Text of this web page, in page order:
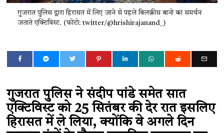
गुजरात पुलिस द्वारा हिरासत में लिए जाने से पहले बिलक़ीस बानो का समर्थन
जताते एक्टिविस्ट. (फोटो: twitter/@hrishirajanand_)
गुजरात पुलिस ने संदीप पांडे समेत सात
एक्टिविस्ट को 25 सितंबर की देर रात इसलिए
हिरासत में ले लिया, क्योंकि वे अगले दिन